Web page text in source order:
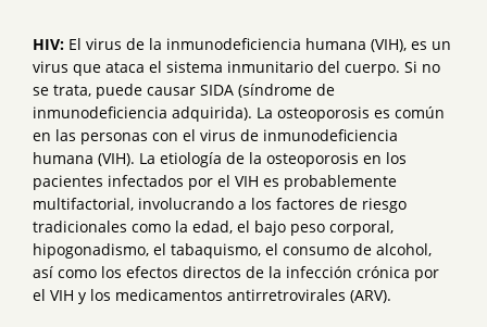
HIV: El virus de la inmunodeficiencia humana (VIH), es un
virus que ataca el sistema inmunitario del cuerpo. Si no
se trata, puede causar SIDA (síndrome de
inmunodeficiencia adquirida). La osteoporosis es común
en las personas con el virus de inmunodeficiencia
humana (VIH). La etiología de la osteoporosis en los
pacientes infectados por el VIH es probablemente
multifactorial, involucrando a los factores de riesgo
tradicionales como la edad, el bajo peso corporal,
hipogonadismo, el tabaquismo, el consumo de alcohol,
así como los efectos directos de la infección crónica por
el VIH y los medicamentos antirretrovirales (ARV).